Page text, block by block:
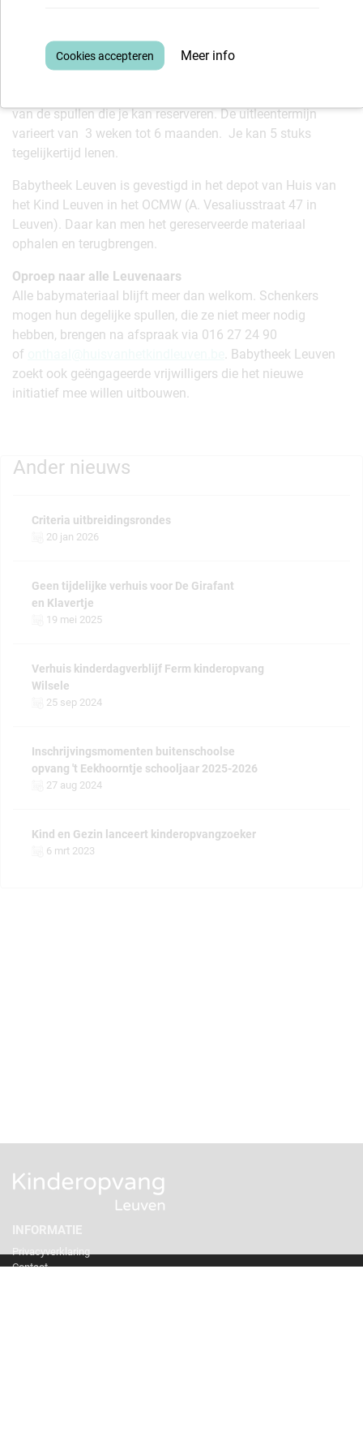
Voor 50 euro heb je een jaar lang onbeperkte keuze.
Mensen met een verhoogde tegemoetkoming betalen 10
van de spullen die je kan reserveren. De uitleentermijn
varieert van 3 weken tot 6 maanden. Je kan 5 stuks
tegelijkertijd lenen.
Babytheek Leuven is gevestigd in het depot van Huis van
het Kind Leuven in het OCMW (A. Vesaliusstraat 47 in
Leuven). Daar kan men het gereserveerde materiaal
ophalen en terugbrengen.
Oproep naar alle Leuvenaars
Alle babymateriaal blijft meer dan welkom. Schenkers
mogen hun degelijke spullen, die ze niet meer nodig
hebben, brengen na afspraak via 016 27 24 90
of
. Babytheek Leuven
zoekt ook geëngageerde vrijwilligers die het nieuwe
initiatief mee willen uitbouwen.
Ander nieuws
Criteria uitbreidingsrondes
20 jan 2026
Geen tijdelijke verhuis voor De Girafant
en Klavertje
19 mei 2025
Verhuis kinderdagverblijf Ferm kinderopvang
Wilsele
25 sep 2024
Inschrijvingsmomenten buitenschoolse
opvang 't Eekhoorntje schooljaar 2025-2026
27 aug 2024
Kind en Gezin lanceert kinderopvangzoeker
6 mrt 2023
INFORMATIE
Privacyverklaring
Contact
Meer info